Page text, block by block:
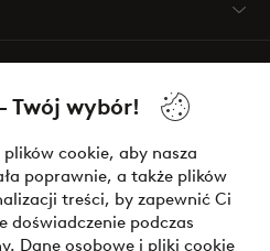
Twój wybór!
cookie, aby nasza
poprawnie, a także plików
treści, by zapewnić Ci
doświadczenie podczas
Dane osobowe i pliki cookie